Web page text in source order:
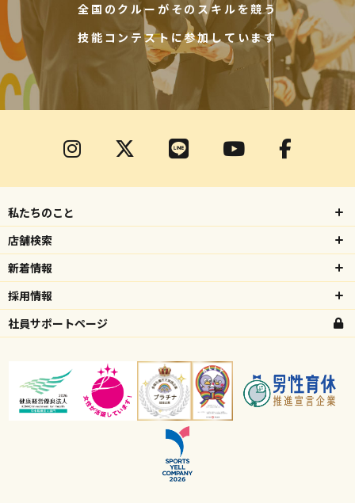
全国のクルーがそのスキルを競う
技能コンテストに参加しています
私たちのこと
店舗検索
新着情報
採用情報
社員サポートページ